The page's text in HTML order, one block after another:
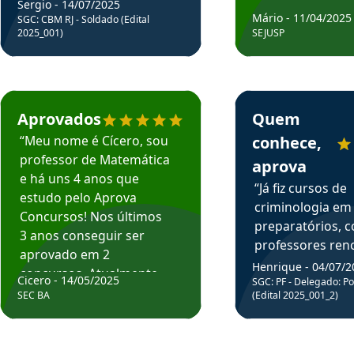
em depoimento
Sergio - 14/07/2025
SGC: CBM RJ - Soldado (Edital
2025_001)
Estudante Cicero recomenda o Aprova Concursos em depoimento
Aprovados
“Meu nome é Cícero, sou
professor de Matemática
e há uns 4 anos que
estudo pelo Aprova
Concursos! Nos últimos
3 anos conseguir ser
aprovado em 2
concursos. Atualmente,
estou atuando como
Cicero - 14/05/2025
SEC BA
Mário - 11/04/2025
SEJUSP
Estudante Henrique
Quem
conhece,
aprova
“Já fiz cursos de
criminologia em
preparatórios,
professores
fiz curso em pós
graduação.
Professor do
sem dúvida, o
Henrique - 04/07/
SGC: PF - Delegado:
(Edital 2025_001_2)